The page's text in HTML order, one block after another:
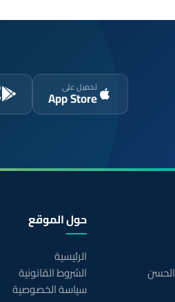
تحميل على
App Store
حول الموقع
الرئيسية
الشروط القانونية
سياسة الخصوصية